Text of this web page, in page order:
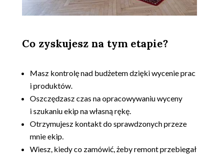
Co zyskujesz na tym etapie?
Masz kontrolę nad budżetem dzięki wycenie prac
i produktów.
Oszczędzasz czas na opracowywaniu wyceny
i szukaniu ekip na własną rękę.
Otrzymujesz kontakt do sprawdzonych przeze
mnie ekip.
Wiesz, kiedy co zamówić, żeby remont przebiegał